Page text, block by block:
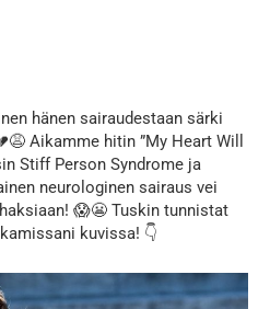
hänen sairaudestaan särki
Aikamme hitin ”My Heart Will
Stiff Person Syndrome ja
neurologinen sairaus vei
😱😬 Tuskin tunnistat
kuvissa! 👇